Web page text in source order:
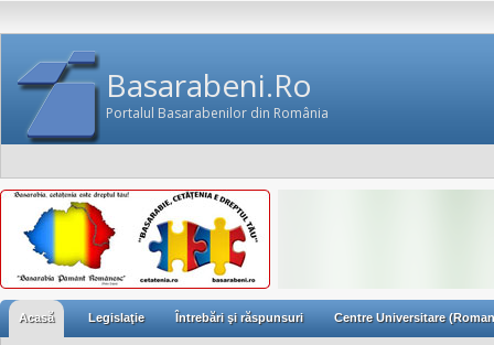
Basarabeni.Ro
Portalul Basarabenilor din România
Acasă Legislaţie Întrebări şi răspunsuri Centre Universitare